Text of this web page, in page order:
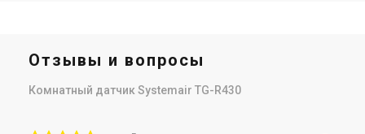
Акция
Отзывы и вопросы
Комнатный датчик Systemair TG-R430